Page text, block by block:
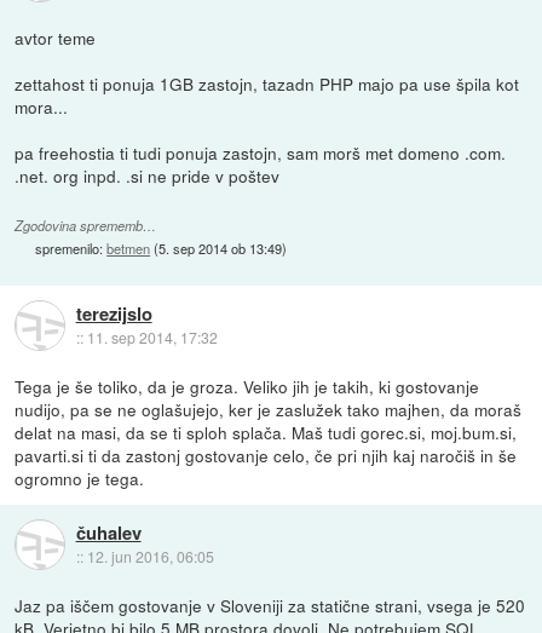
avtor teme
zettahost ti ponuja 1GB zastojn, tazadn PHP majo pa use špila kot
mora...
pa freehostia ti tudi ponuja zastojn, sam morš met domeno .com.
.net. org inpd. .si ne pride v poštev
Zgodovina sprememb…
spremenilo:betmen(5. sep 2014 ob 13:49)
terezijslo
:: 11. sep 2014, 17:32
Tega je še toliko, da je groza. Veliko jih je takih, ki gostovanje
nudijo, pa se ne oglašujejo, ker je zaslužek tako majhen, da moraš
delat na masi, da se ti sploh splača. Maš tudi gorec.si, moj.bum.si,
pavarti.si ti da zastonj gostovanje celo, če pri njih kaj naročiš in še
ogromno je tega.
čuhalev
:: 12. jun 2016, 06:05
Jaz pa iščem gostovanje v Sloveniji za statične strani, vsega je 520
kB. Verjetno bi bilo 5 MB prostora dovolj. Ne potrebujem SQL ...